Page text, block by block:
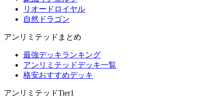
リオードロイヤル
自然ドラゴン
アンリミテッドまとめ
最強デッキランキング
アンリミテッドデッキ一覧
格安おすすめデッキ
アンリミテッドTier1